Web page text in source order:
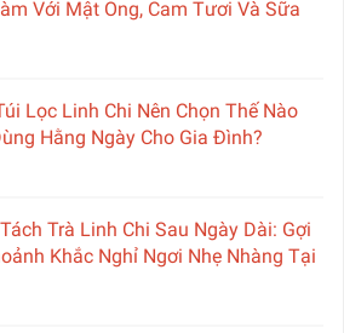
Với Mật Ong, Cam Tươi Và Sữa
Lọc Linh Chi Nên Chọn Thế Nào
Hằng Ngày Cho Gia Đình?
Trà Linh Chi Sau Ngày Dài: Gợi
Khắc Nghỉ Ngơi Nhẹ Nhàng Tại